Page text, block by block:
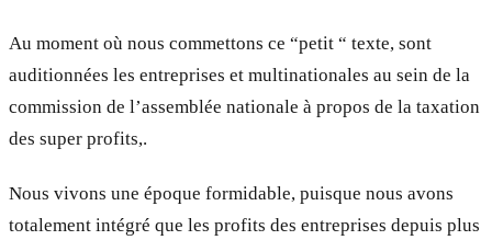
Au moment où nous commettons ce “petit “ texte, sont
auditionnées les entreprises et multinationales au sein de la
commission de l’assemblée nationale à propos de la taxation
des super profits,.
Nous vivons une époque formidable, puisque nous avons
totalement intégré que les profits des entreprises depuis plus